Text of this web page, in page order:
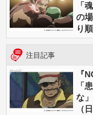
「
の
り
注目記事
『
「
な
（